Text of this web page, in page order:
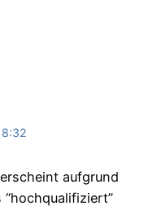
aufgrund
“hochqualifiziert”